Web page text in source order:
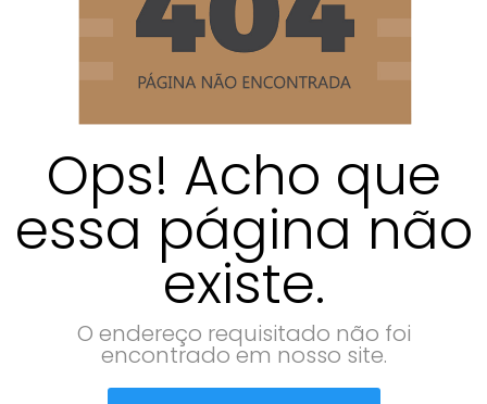
Ops! Acho que
essa página não
existe.
O endereço requisitado não foi
encontrado em nosso site.